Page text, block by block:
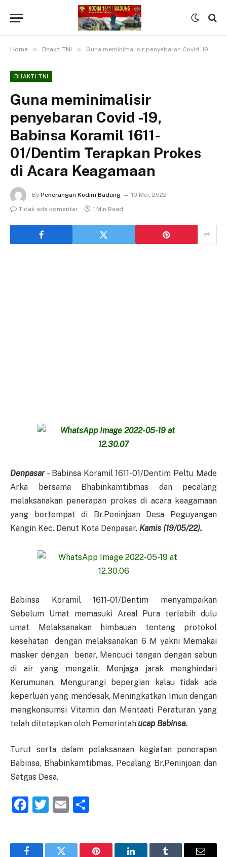
Home » Bhakti TNI » Guna meminimalisir penyebaran Covid -19, Babinsa Koramil 1611-01/Dentim Terapkan Prokes di Acara Keagamaan
BHAKTI TNI
Guna meminimalisir
penyebaran Covid -19,
Babinsa Koramil 1611-
01/Dentim Terapkan Prokes
di Acara Keagamaan
By Penerangan Kodim Badung
19 Mei, 2022
Tidak ada komentar
1 Min Read
Denpasar– Babinsa Koramil 1611-01/Dentim Peltu Made
Arka bersama Bhabinkamtibmas dan pecalang
melaksanakan penerapan prokes di acara keagamaan
yang bertempat di Br.Peninjoan Desa Peguyangan
Kangin Kec. Denut Kota Denpasar. Kamis (19/05/22).
Babinsa Koramil 1611-01/Dentim menyampaikan
Sebelum Umat memasuki Areal Pura terlebih dulu
umat Melaksanakan himbauan tentang protokol
kesehatan dengan melaksanakan 6 M yakni Memakai
masker dengan benar, Mencuci tangan dengan sabun
di air yang mengalir, Menjaga jarak menghindari
Kerumunan, Mengurangi bepergian kalau tidak ada
keperluan yang mendesak, Meningkatkan Imun dengan
mengkonsumsi Vitamin dan Mentaati Peraturan yang
telah ditetapkan oleh Pemerintah.ucap Babinsa.
Turut serta dalam pelaksanaan kegiatan penerapan
Babinsa, Bhabinkamtibmas, Pecalang Br.Peninjoan dan
Satgas Desa.
Facebook
Twitter
Email